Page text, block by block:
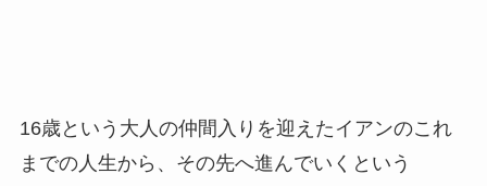
16歳という大人の仲間入りを迎えたイアンのこれ
までの人生から、その先へ進んでいくという